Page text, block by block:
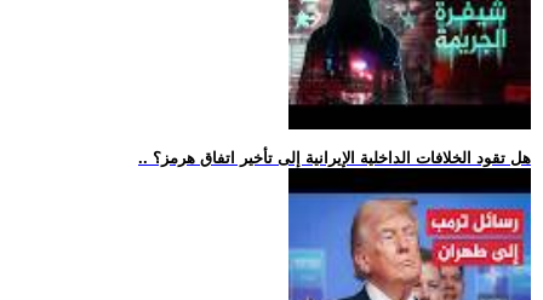
.. هل تقود الخلافات الداخلية الإيرانية إلى تأخير اتفاق هرمز؟